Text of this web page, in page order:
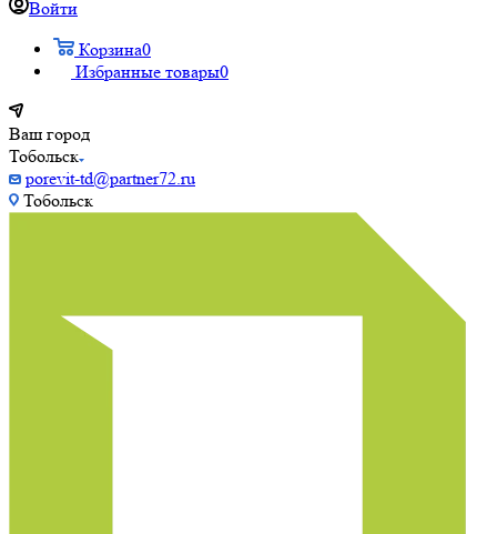
Войти
Корзина0
Избранные товары0
Ваш город
Тобольск
porevit-td@partner72.ru
Тобольск